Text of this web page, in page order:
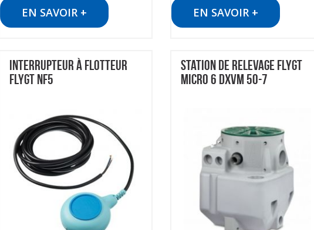
EN SAVOIR + EN SAVOIR +
INTERRUPTEUR À FLOTTEUR
FLYGT NF5
STATION DE RELEVAGE FLYGT
MICRO 6 DXVM 50-7